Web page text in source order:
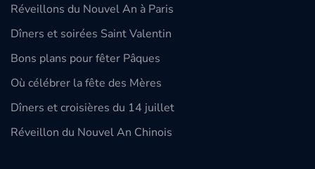
Réveillons du Nouvel An à Paris
Dîners et soirées Saint Valentin
Bons plans pour fêter Pâques
Où célébrer la fête des Mères
Dîners et croisières du 14 juillet
Réveillon du Nouvel An Chinois